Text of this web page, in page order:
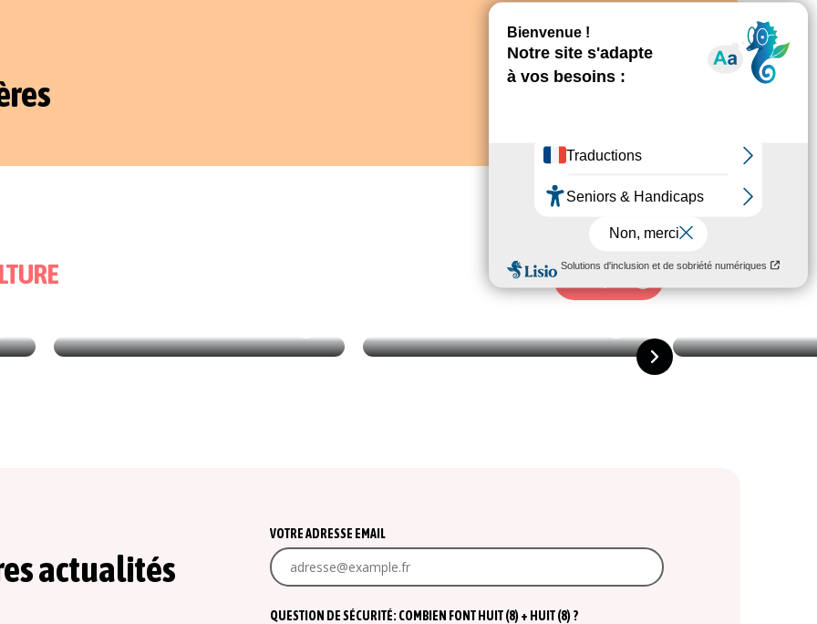
Découvrir
EXPO LA REDOUTE À LA PISCINE
CULTURE 20/04/2026
actualités
VOTRE ADRESSE EMAIL
QUESTION DE SÉCURITÉ: COMBIEN FONT HUIT (8) + HUIT (8) ?